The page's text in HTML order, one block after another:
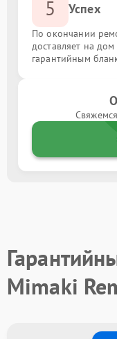
5 Успех
По окончании
доставляет на
гарантийным
Mimaki